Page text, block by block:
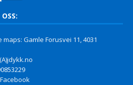
Gamle Forusvei 11, 4031